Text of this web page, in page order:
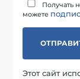
Получать
можете
Этот сайт